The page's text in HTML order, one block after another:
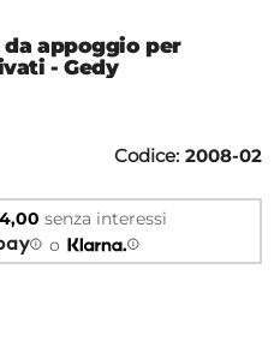
appoggio per
- Gedy
Codice: 2008-02
senza interessi
o